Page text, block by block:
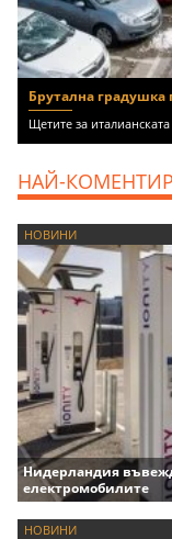
Брутална
Щетите за
НАЙ-
НОВИНИ
Нидерландия
електромобилите
НОВИНИ